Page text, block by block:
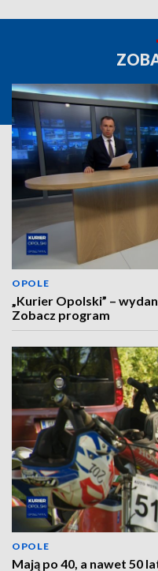
OPOLE
„Kurier Opolski” –
Zobacz program
OPOLE
Mają po 40, a nawet 50